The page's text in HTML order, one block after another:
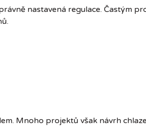
nastavená regulace. Častým
Mnoho projektů však návrh